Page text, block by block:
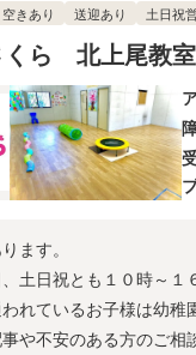
空きあり 送迎あり 土日祝
くら 北上尾教室
ます。
土日祝とも１０時～
れているお子様は幼稚
や不安のある方のご相